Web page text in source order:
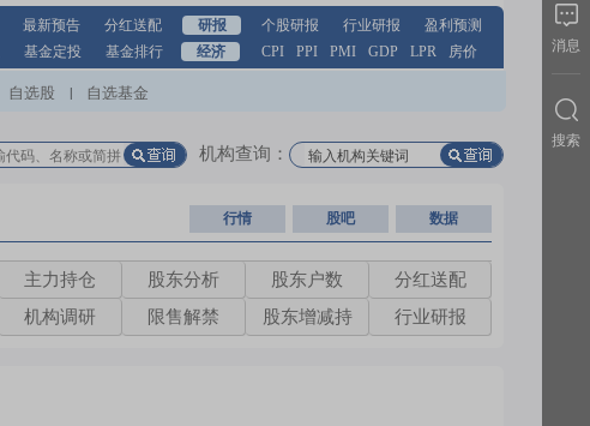
最新预告 分红送配 研报 个股研报 行业研报
盈利预测
基金定投 基金排行 经济 CPI PPI PMI GDP LPR 房价
自选股 自选基金
机构查询：
行情 股吧 数据
主力持仓 股东分析 股东户数
分红送配
机构调研 限售解禁 股东增减持 行业研报
消息
搜索